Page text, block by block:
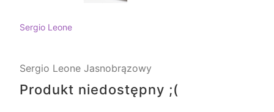
Sergio Leone
Sergio Leone Jasnobrązowy
Produkt niedostępny ;(